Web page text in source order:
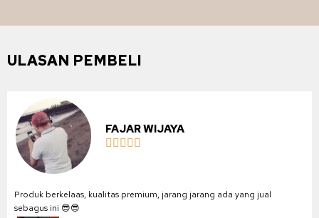
ULASAN PEMBELI
FAJAR WIJAYA
    
Produk berkelaas, kualitas premium, jarang jarang ada yang jual
sebagus ini 😎😎